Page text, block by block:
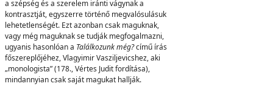
a szépség és a szerelem iránti vágynak a
kontrasztját, egyszerre történő megvalósulásuk
lehetetlenségét. Ezt azonban csak maguknak,
vagy még maguknak se tudják megfogalmazni,
ugyanis hasonlóan a Találkozunk még?című írás
főszereplőjéhez, Vlagyimir Vasziljevicshez, aki
„monologista” (178., Vértes Judit fordítása),
mindannyian csak saját magukat hallják.